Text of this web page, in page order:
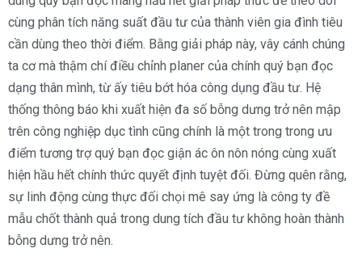
cùng phân tích năng suất đầu tư của thành viên gia đình tiêu
cần dùng theo thời điểm. Bằng giải pháp này, vây cánh chúng
ta cơ mà thậm chí điều chỉnh planer của chính quý bạn đọc
dạng thân mình, từ ấy tiêu bớt hóa công dụng đầu tư. Hệ
thống thông báo khi xuất hiện đa số bỗng dưng trở nên mập
trên công nghiệp dục tình cũng chính là một trong trong ưu
điểm tương trợ quý bạn đọc giận ác ôn nôn nóng cùng xuất
hiện hầu hết chính thức quyết định tuyệt đối. Đừng quên rằng,
sự linh động cùng thực đối chọi mê say ứng là công ty đề
mẫu chốt thành quả trong dung tích đầu tư không hoàn thành
bỗng dưng trở nên.